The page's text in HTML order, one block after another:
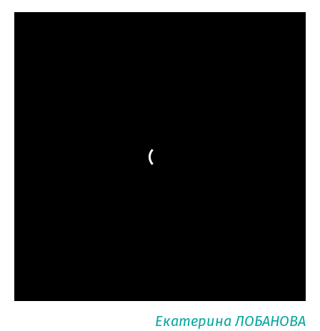
Екатерина ЛОБАНОВА